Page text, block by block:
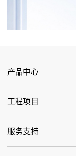
产品中心
工程项目
服务支持